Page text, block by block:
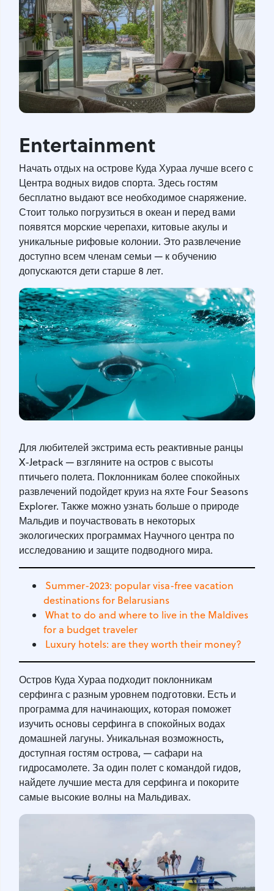
Entertainment
Начать отдых на острове Куда Хураа лучше всего с
Центра водных видов спорта. Здесь гостям
бесплатно выдают все необходимое снаряжение.
Стоит только погрузиться в океан и перед вами
появятся морские черепахи, китовые акулы и
уникальные рифовые колонии. Это развлечение
доступно всем членам семьи — к обучению
допускаются дети старше 8 лет.
Для любителей экстрима есть реактивные ранцы
X-Jetpack — взгляните на остров с высоты
птичьего полета. Поклонникам более спокойных
развлечений подойдет круиз на яхте Four Seasons
Explorer. Также можно узнать больше о природе
Мальдив и поучаствовать в некоторых
экологических программах Научного центра по
исследованию и защите подводного мира.
Summer-2023: popular visa-free vacation
destinations for Belarusians
What to do and where to live in the Maldives
for a budget traveler
Luxury hotels: are they worth their money?
Остров Куда Хураа подходит поклонникам
серфинга с разным уровнем подготовки. Есть и
программа для начинающих, которая поможет
изучить основы серфинга в спокойных водах
домашней лагуны. Уникальная возможность,
доступная гостям острова, — сафари на
гидросамолете. За один полет с командой гидов,
найдете лучшие места для серфинга и покорите
самые высокие волны на Мальдивах.